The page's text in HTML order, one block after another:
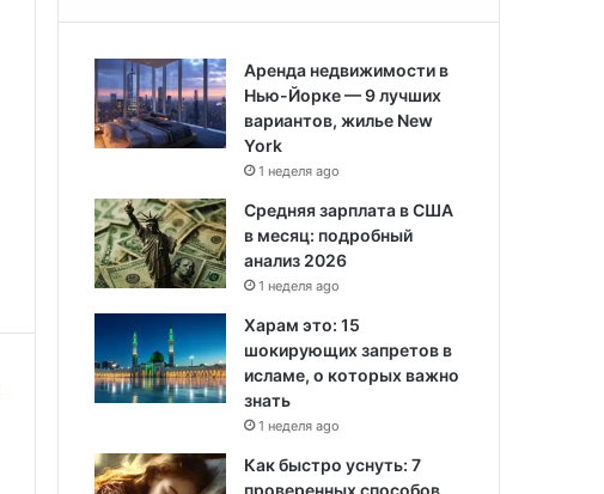
Аренда недвижимости в
Нью-Йорке — 9 лучших
вариантов, жилье New
York
1 неделя ago
Средняя зарплата в США
в месяц: подробный
анализ 2026
1 неделя ago
Харам это: 15
шокирующих запретов в
исламе, о которых важно
знать
1 неделя ago
Как быстро уснуть: 7
проверенных способов